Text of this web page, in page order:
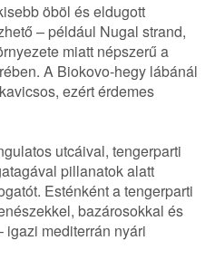
öböl és eldugott
– például Nugal strand,
miatt népszerű a
A Biokovo-hegy lábánál
ezért érdemes
utcáival, tengerparti
pillanatok alatt
Esténként a tengerparti
bazárosokkal és
mediterrán nyári